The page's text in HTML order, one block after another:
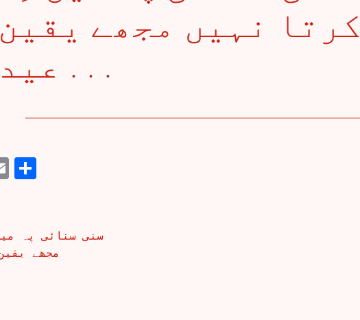
کرتا نہیں مجھے یقین
عید آئی ہے . . .
EmailShare
سنی سنائی پہ
مجھے